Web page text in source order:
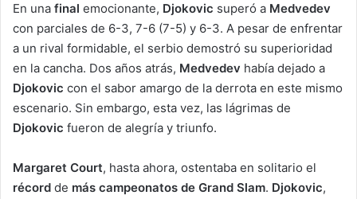
En una final emocionante, Djokovic superó a Medvedev
con parciales de 6-3, 7-6 (7-5) y 6-3. A pesar de enfrentar
a un rival formidable, el serbio demostró su superioridad
en la cancha. Dos años atrás, Medvedev había dejado a
Djokovic con el sabor amargo de la derrota en este mismo
escenario. Sin embargo, esta vez, las lágrimas de
Djokovic fueron de alegría y triunfo.
Margaret Court, hasta ahora, ostentaba en solitario el
récord de más campeonatos de Grand Slam. Djokovic,